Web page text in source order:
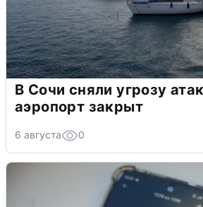
В Сочи сняли угрозу
аэропорт закрыт
6 августа 0